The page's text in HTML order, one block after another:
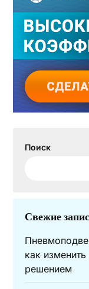
Поиск
Свежие
как
решением